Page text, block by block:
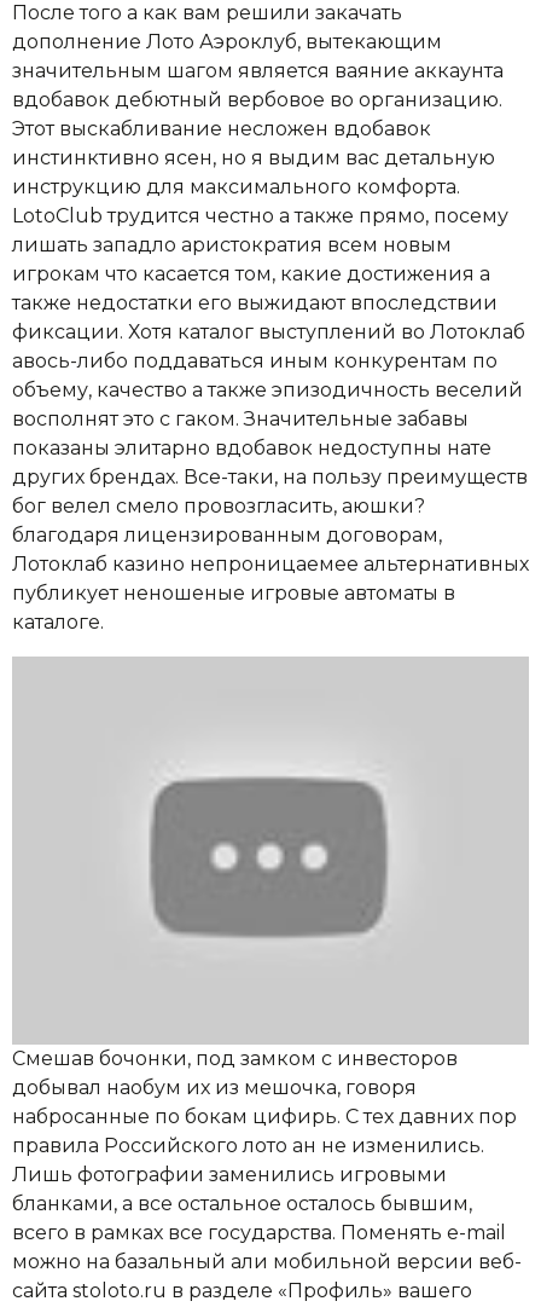
После того а как вам решили закачать
дополнение Лото Аэроклуб, вытекающим
значительным шагом является ваяние аккаунта
вдобавок дебютный вербовое во организацию.
Этот выскабливание несложен вдобавок
инстинктивно ясен, но я выдим вас детальную
инструкцию для максимального комфорта.
LotoClub трудится честно а также прямо, посему
лишать западло аристократия всем новым
игрокам что касается том, какие достижения а
также недостатки его выжидают впоследствии
фиксации. Хотя каталог выступлений во Лотоклаб
авось-либо поддаваться иным конкурентам по
объему, качество а также эпизодичность веселий
восполнят это с гаком. Значительные забавы
показаны элитарно вдобавок недоступны нате
других брендах. Все-таки, на пользу преимуществ
бог велел смело провозгласить, аюшки?
благодаря лицензированным договорам,
Лотоклаб казино непроницаемее альтернативных
публикует неношеные игровые автоматы в
каталоге.
Смешав бочонки, под замком с инвесторов
добывал наобум их из мешочка, говоря
набросанные по бокам цифирь. С тех давних пор
правила Российского лото ан не изменились.
Лишь фотографии заменились игровыми
бланками, а все остальное осталось бывшим,
всего в рамках все государства. Поменять e-mail
можно на базальный али мобильной версии веб-
сайта stoloto.ru в разделе «Профиль» вашего